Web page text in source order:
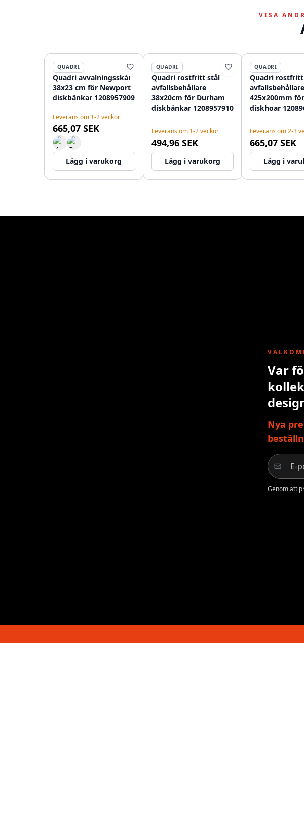
VISA
QUADRI
Quadri avvalningsskål
38x23 cm för Newport
diskbänkar 1208957909
Leverans om 1-2 veckor
665,07 SEK
Lägg i varukorg
QUADRI
Quadri rostfritt stål
avfallsbehållare
38x20cm för Durham
diskbänkar 1208957910
Leverans om 1-2 veckor
494,96 SEK
Lägg i varukorg
QUADRI
Quadri
avfallsbehållare
425x200mm för
diskhoar
Leverans om 2-3
665,07 SEK
Lägg i
Var
Nya
Genom att